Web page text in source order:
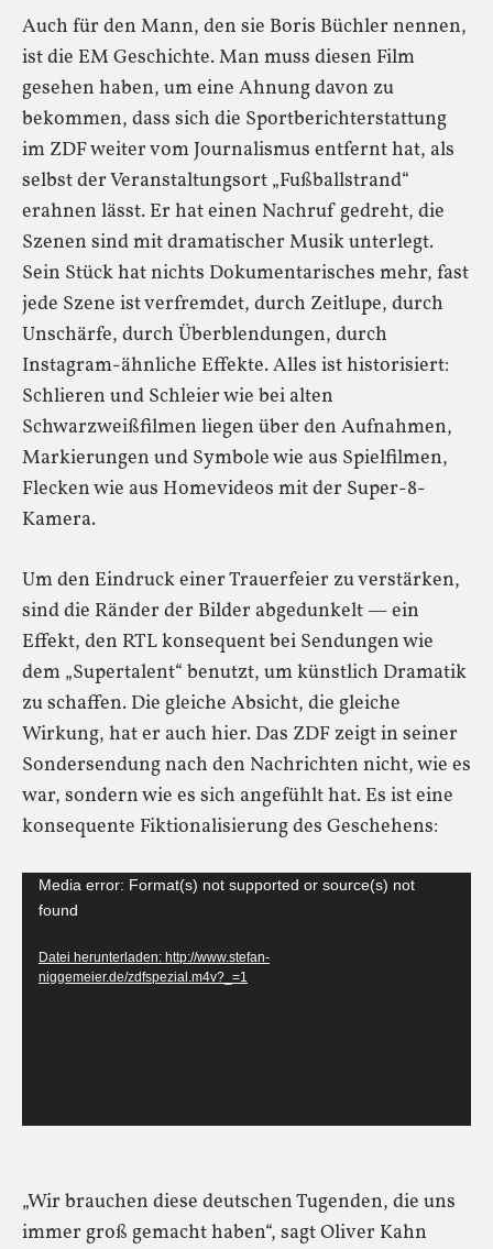
Auch für den Mann, den sie Boris Büchler nennen,
ist die EM Geschichte. Man muss diesen Film
gesehen haben, um eine Ahnung davon zu
bekommen, dass sich die Sportberichterstattung
im ZDF weiter vom Journalismus entfernt hat, als
selbst der Veranstaltungsort „Fußballstrand“
erahnen lässt. Er hat einen Nachruf gedreht, die
Szenen sind mit dramatischer Musik unterlegt.
Sein Stück hat nichts Dokumentarisches mehr, fast
jede Szene ist verfremdet, durch Zeitlupe, durch
Unschärfe, durch Überblendungen, durch
Instagram-ähnliche Effekte. Alles ist historisiert:
Schlieren und Schleier wie bei alten
Schwarzweißfilmen liegen über den Aufnahmen,
Markierungen und Symbole wie aus Spielfilmen,
Flecken wie aus Homevideos mit der Super-8-
Kamera.
Um den Eindruck einer Trauerfeier zu verstärken,
sind die Ränder der Bilder abgedunkelt — ein
Effekt, den RTL konsequent bei Sendungen wie
dem „Supertalent“ benutzt, um künstlich Dramatik
zu schaffen. Die gleiche Absicht, die gleiche
Wirkung, hat er auch hier. Das ZDF zeigt in seiner
Sondersendung nach den Nachrichten nicht, wie es
war, sondern wie es sich angefühlt hat. Es ist eine
konsequente Fiktionalisierung des Geschehens:
Video-
Player
Media error: Format(s) not supported or source(s) not
found
Datei herunterladen: http://www.stefan-
niggemeier.de/zdfspezial.m4v?_=1
„Wir brauchen diese deutschen Tugenden, die uns
immer groß gemacht haben“, sagt Oliver Kahn